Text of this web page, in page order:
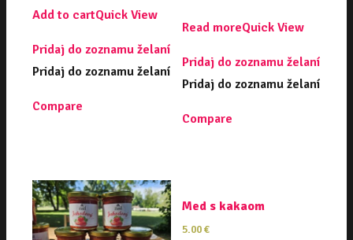
Add to cartQuick View
Pridaj do zoznamu želaní
Pridaj do zoznamu želaní
Compare
Read moreQuick View
Pridaj do zoznamu želaní
Pridaj do zoznamu želaní
Compare
Med s kakaom
5.00€